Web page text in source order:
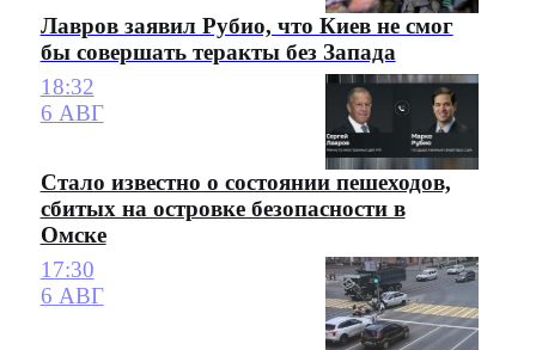
Лавров заявил Рубио, что Киев не смог
бы совершать теракты без Запада
18:32
6 АВГ
Стало известно о состоянии пешеходов,
сбитых на островке безопасности в
Омске
17:30
6 АВГ